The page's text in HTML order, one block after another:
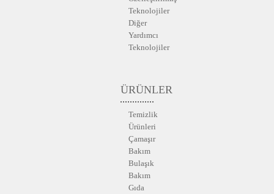
Teknolojiler
Diğer
Yardımcı
Teknolojiler
ÜRÜNLER
Temizlik
Ürünleri
Çamaşır
Bakım
Bulaşık
Bakım
Gıda